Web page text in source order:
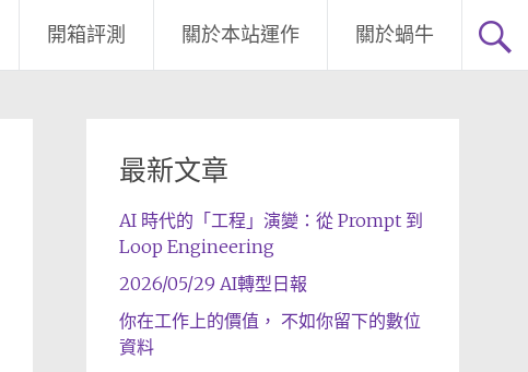
開箱評測 關於本站運作 關於蝸牛
最新文章
AI 時代的「工程」演變：從 Prompt 到
Loop Engineering
2026/05/29 AI轉型日報
你在工作上的價值， 不如你留下的數位
資料